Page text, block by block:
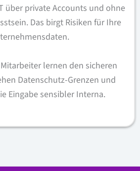
über private Accounts und ohne
Das birgt Risiken für Ihre
lernen den sicheren
Datenschutz-Grenzen und
Eingabe sensibler Interna.